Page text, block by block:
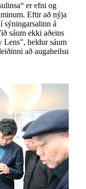
er efni og
Eftir að nýja
sýningarsalinn á
sáum ekki aðeins
Lens", heldur sáum
að augaheilsu